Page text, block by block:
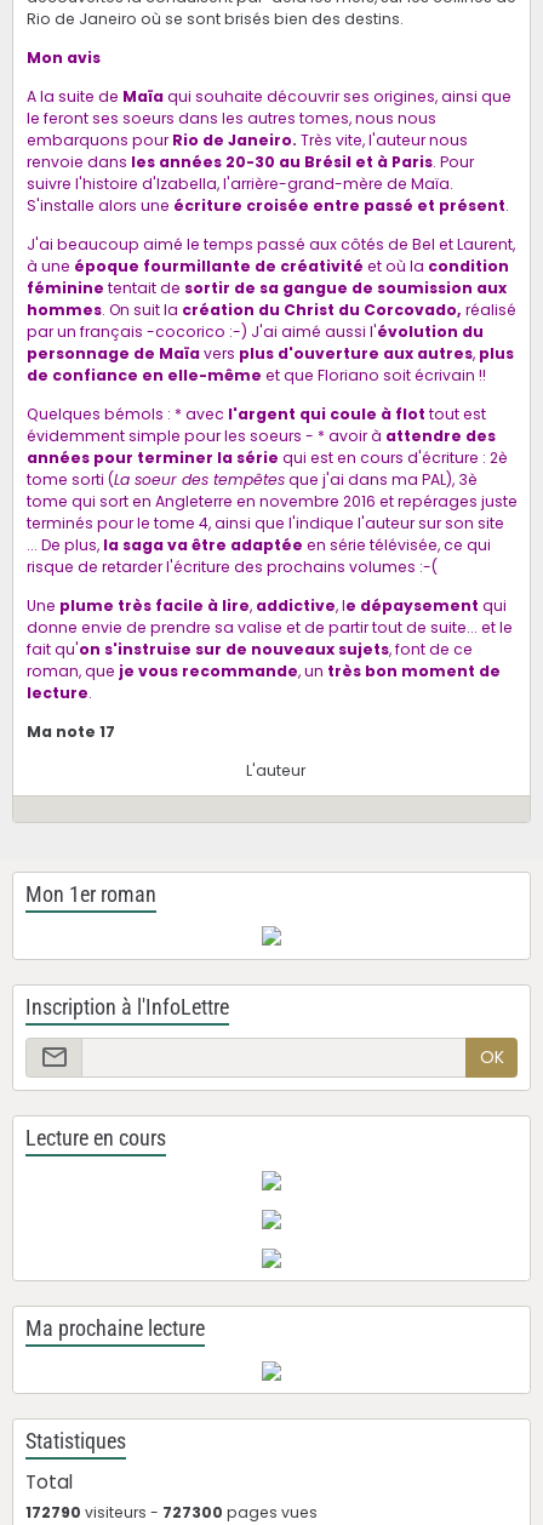
Rio de Janeiro où se sont brisés bien des destins.
Mon avis
A la suite de Maïaqui souhaite découvrir ses origines, ainsi que
le feront ses soeurs dans les autres tomes, nous nous
embarquons pourRio de Janeiro. Très vite, l'auteur nous
renvoie dans les années 20-30 au Brésil et à Paris. Pour
suivre l'histoire d'Izabella, l'arrière-grand-mère de Maïa.
S'installe alors une écriture croisée entre passé et présent.
J'ai beaucoup aimé le temps passé aux côtés de Bel et Laurent,
à une époque fourmillante de créativité et où la condition
féminine tentait de sortir de sa gangue de soumission aux
hommes. On suit la création du Christ du Corcovado, réalisé
par un français -cocorico :-) J'ai aimé aussi l'évolution du
personnage de Maïavers plus d'ouverture aux autres, plus
de confiance en elle-même et que Floriano soit écrivain !!
Quelques bémols : * avec l'argent qui coule à flot tout est
évidemment simple pour les soeurs - * avoir à attendre des
années pour terminer la série qui est en cours d'écriture : 2è
tome sorti (La soeur des tempêtesque j'ai dans ma PAL), 3è
tome qui sort en Angleterre en novembre 2016 et repérages juste
terminés pour le tome 4, ainsi que l'indique l'auteur sur son site
... De plus, la saga va être adaptée en série télévisée, ce qui
risque de retarder l'écriture des prochains volumes :-(
Une plume très facile à lire, addictive, le dépaysement qui
donne envie de prendre sa valise et de partir tout de suite... et le
fait qu'on s'instruise sur de nouveaux sujets, font de ce
roman, que je vous recommande, un très bon moment de
lecture.
Ma note 17
L'auteur
Mon 1er roman
Inscription à l'InfoLettre
OK
Lecture en cours
Ma prochaine lecture
Statistiques
Total
172790 visiteurs - 727300 pages vues